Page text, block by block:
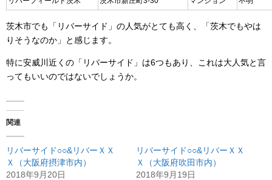
茨木市でも「リバーサイド」の人気がとても高く、「茨木でもやは
りそうなのか」と感じます。
特に安威川近くの「リバーサイド」は6つもあり、これは大人気と言
ってもいいのではないでしょうか。
関連
リバーサイド○○&リバーＸＸ
Ｘ（大阪府摂津市内）
2018年9月20日
リバーサイド○○&リバーＸＸ
Ｘ（大阪府吹田市内）
2018年9月19日